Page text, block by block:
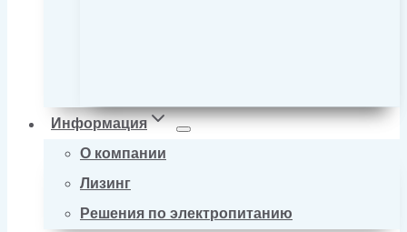
Информация
О компании
Лизинг
Решения по электропитанию